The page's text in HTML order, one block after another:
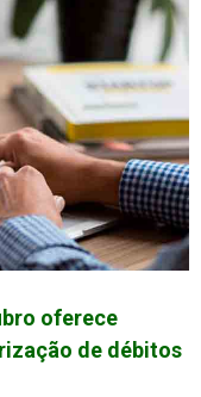
oferece
de débitos